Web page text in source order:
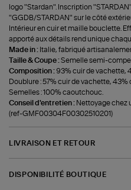
logo "Stardan". Inscription
"GGDB/STARDAN" sur le côté
Intérieur en cuir et maille bouclette.
apporté aux détails rend unique
Made in : Italie, fabriqué
Taille & Coupe :Semelle semi-
Composition : 93% cuir de vachette,
Doublure : 57% cuir de vachette, 43%
Semelles : 100% caoutchouc.
Conseil d'entretien : Nettoyage chez
(ref-GMF00304F00302510201)
LIVRAISON ET RETOUR
DISPONIBILITÉ BOUTIQUE